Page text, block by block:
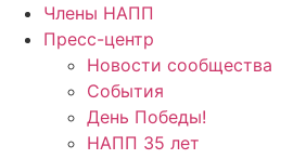
Члены НАПП
Пресс-центр
Новости сообщества
События
День Победы!
НАПП 35 лет